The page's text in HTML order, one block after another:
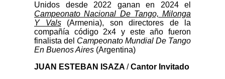
Unidos desde 2022 ganan en 2024 el
Campeonato Nacional De Tango, Milonga
Y Vals(Armenia), son directores de la
compañía código 2x4 y este año fueron
finalista del Campeonato Mundial De Tango
En Buenos Aires (Argentina)
JUAN ESTEBAN ISAZA /Cantor Invitado